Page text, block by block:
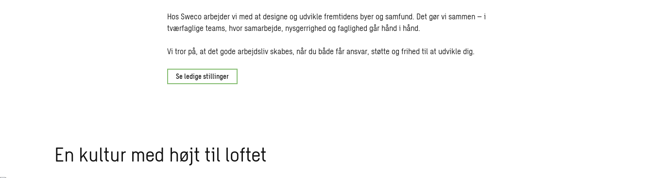
Hos Sweco arbejder vi med at designe og udvikle fremtidens byer og samfund. Det gør vi sammen – i
tværfaglige teams, hvor samarbejde, nysgerrighed og faglighed går hånd i hånd.
Vi tror på, at det gode arbejdsliv skabes, når du både får ansvar, støtte og frihed til at udvikle dig.
Se ledige stillinger
En kultur med højt til loftet